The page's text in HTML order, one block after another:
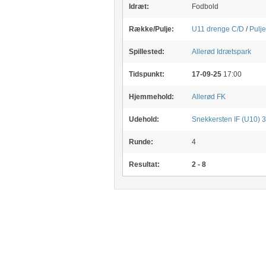
Idræt: Fodbold
Række/Pulje: U11 drenge C/D /
Spillested: Allerød Idrætspark
Tidspunkt: 17-09-25 17:00
Hjemmehold: Allerød FK
Udehold: Snekkersten IF (U10) 3
Runde: 4
Resultat: 2 - 8